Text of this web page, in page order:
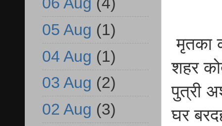
मृतका
शहर
पुत्री
घर
05 Aug (1)
04 Aug (1)
03 Aug (2)
02 Aug (3)